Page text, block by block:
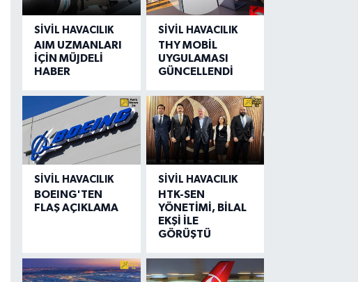
SIVIL HAVACILIK
AIM UZMANLARI
İÇİN MÜJDELİ
HABER
SIVIL HAVACILIK
THY MOBİL
UYGULAMASI
GÜNCELLENDİ
SIVIL HAVACILIK
BOEING'TEN
FLAŞ AÇIKLAMA
SIVIL HAVACILIK
HTK-SEN
YÖNETİMİ, BİLAL
EKŞİ İLE
GÖRÜŞTÜ